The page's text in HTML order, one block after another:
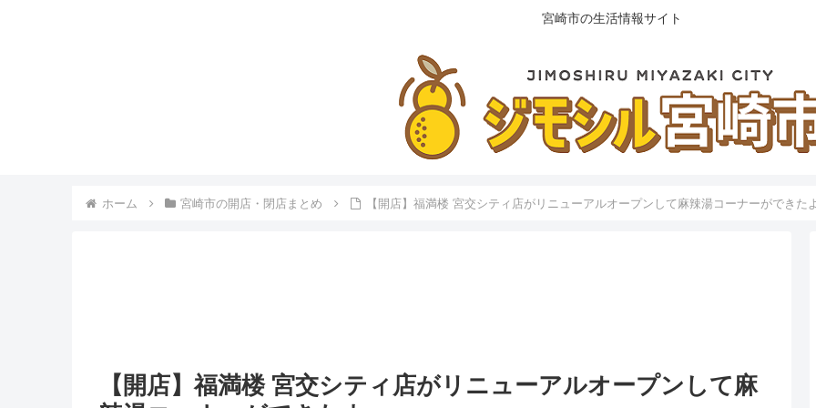
宮崎市の生活情報サイト
ホーム 宮崎市の開店・閉店まとめ 【開店】福満楼 宮交シティ店がリニューアルオープンして麻辣湯コーナーができた
【開店】福満楼 宮交シティ店がリニューアルオープンして麻